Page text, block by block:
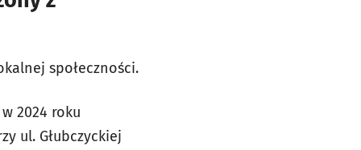
społeczności.
2024 roku
ul. Głubczyckiej